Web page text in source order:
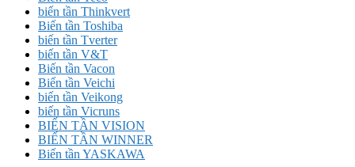
biến tần Thinkvert
Biến tần Toshiba
biến tần Tverter
biến tần V&T
Biến tần Vacon
Biến tần Veichi
biến tần Veikong
biến tần Vicruns
BIẾN TẦN VISION
BIẾN TẦN WINNER
Biến tần YASKAWA